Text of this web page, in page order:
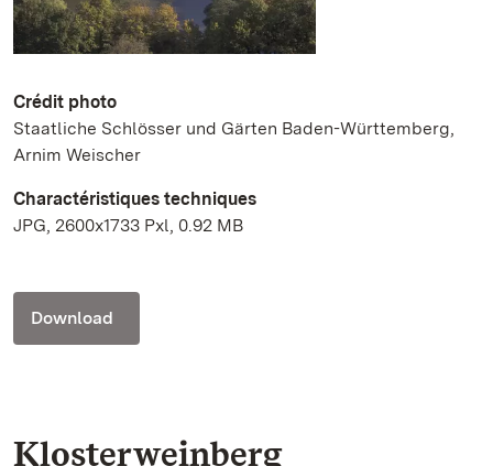
Crédit photo
Staatliche Schlösser und Gärten Baden-Württemberg,
Arnim Weischer
Charactéristiques techniques
JPG, 2600x1733 Pxl, 0.92 MB
Download
Klosterweinberg